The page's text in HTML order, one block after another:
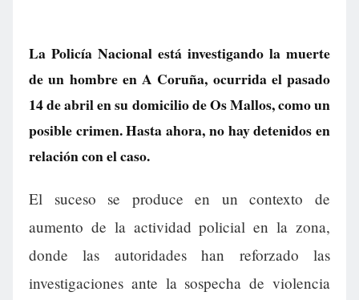
La Policía Nacional está investigando la muerte
de un hombre en A Coruña, ocurrida el pasado
14 de abril en su domicilio de Os Mallos, como un
posible crimen. Hasta ahora, no hay detenidos en
relación con el caso.
El suceso se produce en un contexto de
aumento de la actividad policial en la zona,
donde las autoridades han reforzado las
investigaciones ante la sospecha de violencia